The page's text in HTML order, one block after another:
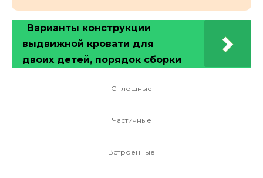
Варианты конструкции
выдвижной кровати для
двоих детей, порядок сборки
Сплошные
Частичные
Встроенные